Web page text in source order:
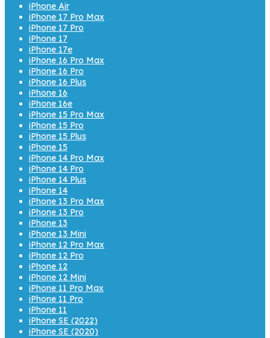
iPhone Air
iPhone 17 Pro Max
iPhone 17 Pro
iPhone 17
iPhone 17e
iPhone 16 Pro Max
iPhone 16 Pro
iPhone 16 Plus
iPhone 16
iPhone 16e
iPhone 15 Pro Max
iPhone 15 Pro
iPhone 15 Plus
iPhone 15
iPhone 14 Pro Max
iPhone 14 Pro
iPhone 14 Plus
iPhone 14
iPhone 13 Pro Max
iPhone 13 Pro
iPhone 13
iPhone 13 Mini
iPhone 12 Pro Max
iPhone 12 Pro
iPhone 12
iPhone 12 Mini
iPhone 11 Pro Max
iPhone 11 Pro
iPhone 11
iPhone SE (2022)
iPhone SE (2020)